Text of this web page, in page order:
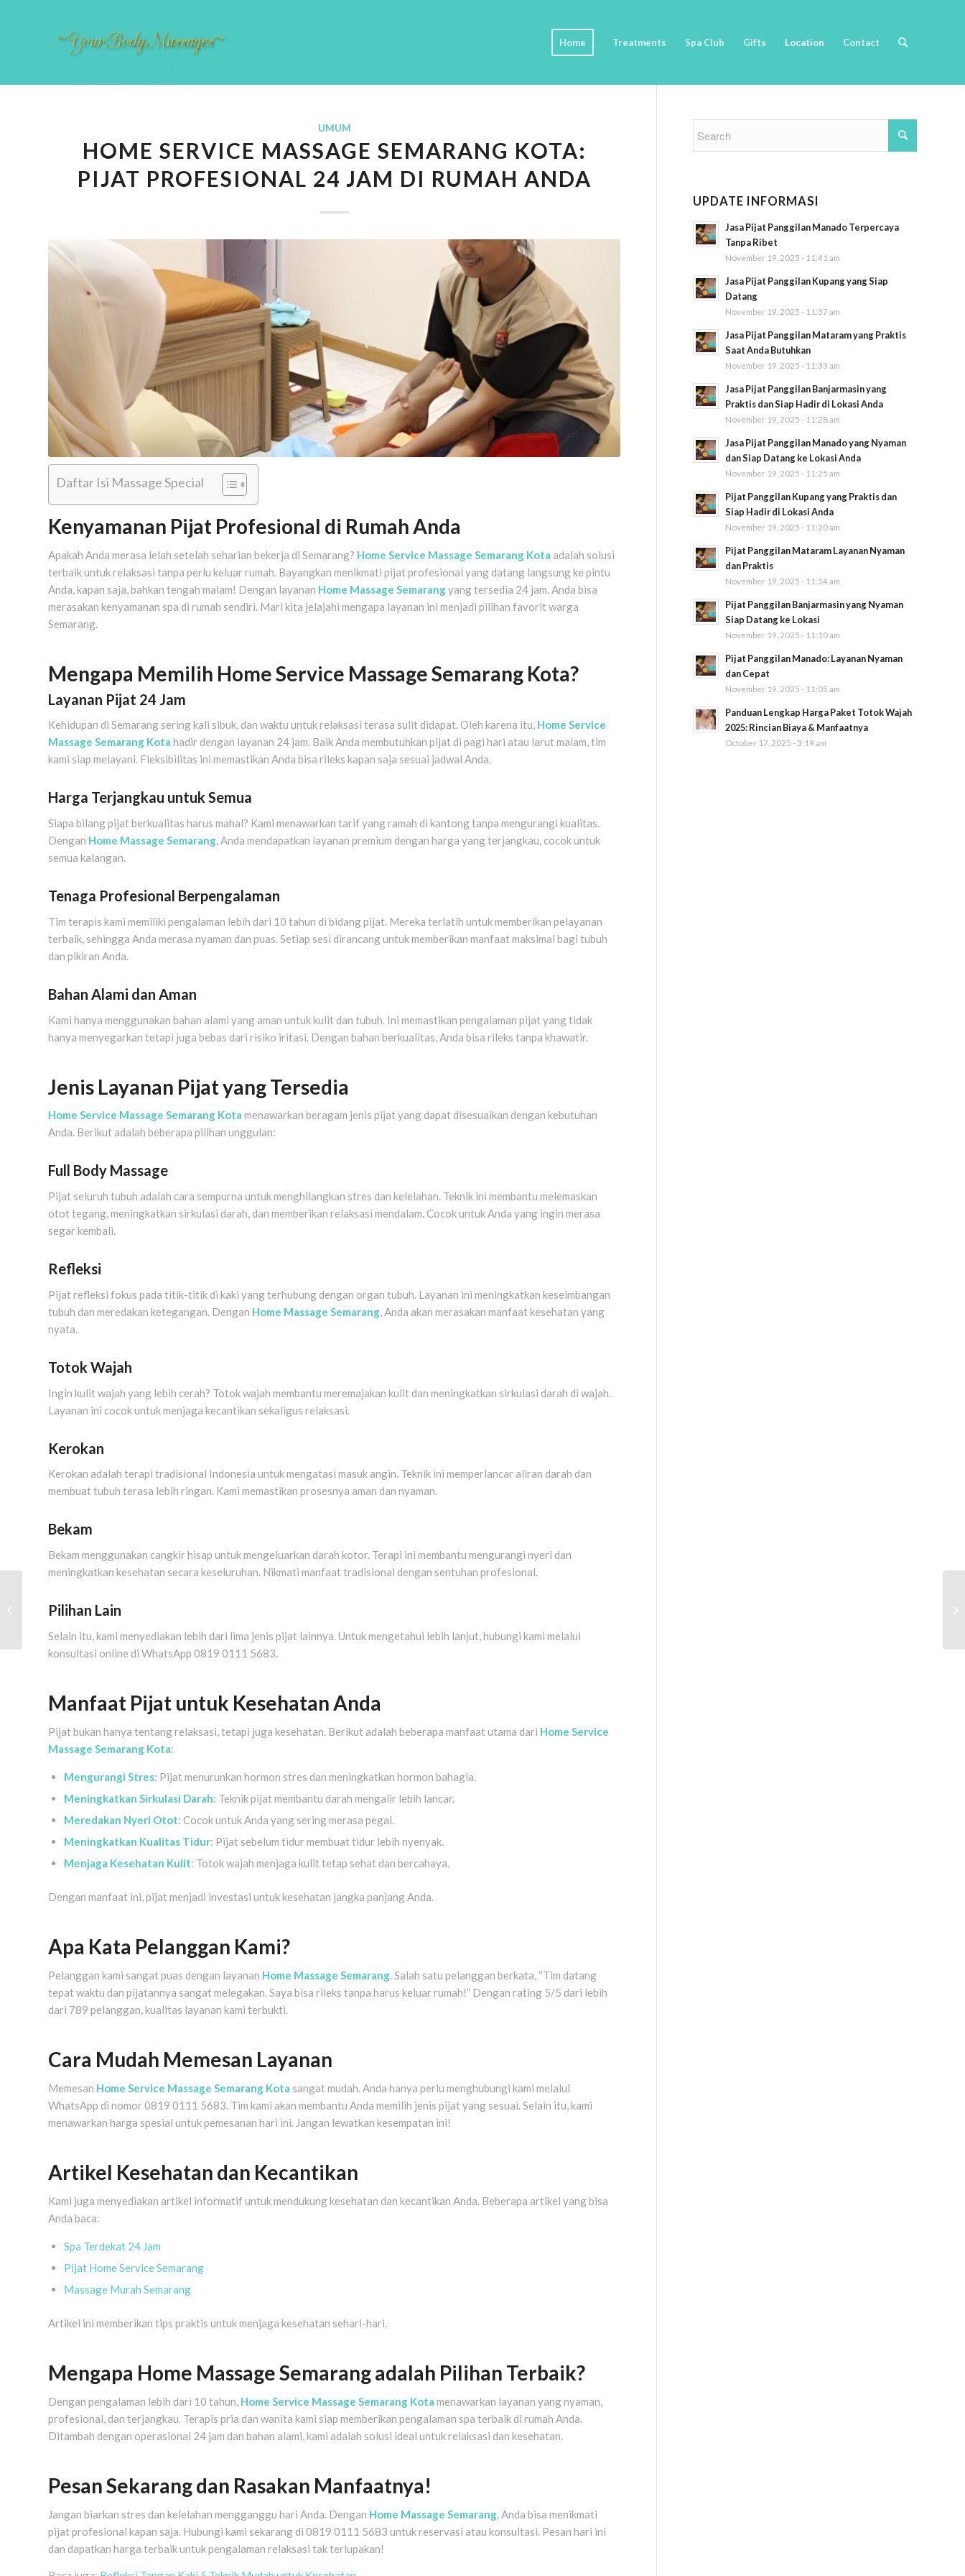
Home Treatments Spa Club Gifts Location Contact
UMUM
HOME SERVICE MASSAGE SEMARANG KOTA:
PIJAT PROFESIONAL 24 JAM DI RUMAH ANDA
Daftar Isi Massage Special
Kenyamanan Pijat Profesional di Rumah Anda
Apakah Anda merasa lelah setelah seharian bekerja di Semarang? Home Service Massage Semarang Kota adalah solusi
terbaik untuk relaksasi tanpa perlu keluar rumah. Bayangkan menikmati pijat profesional yang datang langsung ke pintu
Anda, kapan saja, bahkan tengah malam! Dengan layanan Home Massage Semarangyang tersedia 24 jam, Anda bisa
merasakan kenyamanan spa di rumah sendiri. Mari kita jelajahi mengapa layanan ini menjadi pilihan favorit warga
Semarang.
Mengapa Memilih Home Service Massage Semarang Kota?
Layanan Pijat 24 Jam
Kehidupan di Semarang sering kali sibuk, dan waktu untuk relaksasi terasa sulit didapat. Oleh karena itu, Home Service
Massage Semarang Kota hadir dengan layanan 24 jam. Baik Anda membutuhkan pijat di pagi hari atau larut malam, tim
kami siap melayani. Fleksibilitas ini memastikan Anda bisa rileks kapan saja sesuai jadwal Anda.
Harga Terjangkau untuk Semua
Siapa bilang pijat berkualitas harus mahal? Kami menawarkan tarif yang ramah di kantong tanpa mengurangi kualitas.
Dengan Home Massage Semarang, Anda mendapatkan layanan premium dengan harga yang terjangkau, cocok untuk
semua kalangan.
Tenaga Profesional Berpengalaman
Tim terapis kami memiliki pengalaman lebih dari 10 tahun di bidang pijat. Mereka terlatih untuk memberikan pelayanan
terbaik, sehingga Anda merasa nyaman dan puas. Setiap sesi dirancang untuk memberikan manfaat maksimal bagi tubuh
dan pikiran Anda.
Bahan Alami dan Aman
Kami hanya menggunakan bahan alami yang aman untuk kulit dan tubuh. Ini memastikan pengalaman pijat yang tidak
hanya menyegarkan tetapi juga bebas dari risiko iritasi. Dengan bahan berkualitas, Anda bisa rileks tanpa khawatir.
Jenis Layanan Pijat yang Tersedia
Home Service Massage Semarang Kota menawarkan beragam jenis pijat yang dapat disesuaikan dengan kebutuhan
Anda. Berikut adalah beberapa pilihan unggulan:
Full Body Massage
Pijat seluruh tubuh adalah cara sempurna untuk menghilangkan stres dan kelelahan. Teknik ini membantu melemaskan
otot tegang, meningkatkan sirkulasi darah, dan memberikan relaksasi mendalam. Cocok untuk Anda yang ingin merasa
segar kembali.
Refleksi
Pijat refleksi fokus pada titik-titik di kaki yang terhubung dengan organ tubuh. Layanan ini meningkatkan keseimbangan
tubuh dan meredakan ketegangan. Dengan Home Massage Semarang, Anda akan merasakan manfaat kesehatan yang
nyata.
Totok Wajah
Ingin kulit wajah yang lebih cerah? Totok wajah membantu meremajakan kulit dan meningkatkan sirkulasi darah di wajah.
Layanan ini cocok untuk menjaga kecantikan sekaligus relaksasi.
Kerokan
Kerokan adalah terapi tradisional Indonesia untuk mengatasi masuk angin. Teknik ini memperlancar aliran darah dan
membuat tubuh terasa lebih ringan. Kami memastikan prosesnya aman dan nyaman.
Bekam
Bekam menggunakan cangkir hisap untuk mengeluarkan darah kotor. Terapi ini membantu mengurangi nyeri dan
meningkatkan kesehatan secara keseluruhan. Nikmati manfaat tradisional dengan sentuhan profesional.
Pilihan Lain
Selain itu, kami menyediakan lebih dari lima jenis pijat lainnya. Untuk mengetahui lebih lanjut, hubungi kami melalui
konsultasi online di WhatsApp 0819 0111 5683.
Manfaat Pijat untuk Kesehatan Anda
Pijat bukan hanya tentang relaksasi, tetapi juga kesehatan. Berikut adalah beberapa manfaat utama dari Home Service
Massage Semarang Kota:
Mengurangi Stres: Pijat menurunkan hormon stres dan meningkatkan hormon bahagia.
Meningkatkan Sirkulasi Darah: Teknik pijat membantu darah mengalir lebih lancar.
Meredakan Nyeri Otot: Cocok untuk Anda yang sering merasa pegal.
Meningkatkan Kualitas Tidur: Pijat sebelum tidur membuat tidur lebih nyenyak.
Menjaga Kesehatan Kulit: Totok wajah menjaga kulit tetap sehat dan bercahaya.
Dengan manfaat ini, pijat menjadi investasi untuk kesehatan jangka panjang Anda.
Apa Kata Pelanggan Kami?
Pelanggan kami sangat puas dengan layanan Home Massage Semarang. Salah satu pelanggan berkata, “Tim datang
tepat waktu dan pijatannya sangat melegakan. Saya bisa rileks tanpa harus keluar rumah!” Dengan rating 5/5 dari lebih
dari 789 pelanggan, kualitas layanan kami terbukti.
Cara Mudah Memesan Layanan
Memesan Home Service Massage Semarang Kota sangat mudah. Anda hanya perlu menghubungi kami melalui
WhatsApp di nomor 0819 0111 5683. Tim kami akan membantu Anda memilih jenis pijat yang sesuai. Selain itu, kami
menawarkan harga spesial untuk pemesanan hari ini. Jangan lewatkan kesempatan ini!
Artikel Kesehatan dan Kecantikan
Kami juga menyediakan artikel informatif untuk mendukung kesehatan dan kecantikan Anda. Beberapa artikel yang bisa
Anda baca:
Spa Terdekat 24 Jam
Pijat Home Service Semarang
Massage Murah Semarang
Artikel ini memberikan tips praktis untuk menjaga kesehatan sehari-hari.
Mengapa Home Massage Semarang adalah Pilihan Terbaik?
Dengan pengalaman lebih dari 10 tahun, Home Service Massage Semarang Kota menawarkan layanan yang nyaman,
profesional, dan terjangkau. Terapis pria dan wanita kami siap memberikan pengalaman spa terbaik di rumah Anda.
Ditambah dengan operasional 24 jam dan bahan alami, kami adalah solusi ideal untuk relaksasi dan kesehatan.
Pesan Sekarang dan Rasakan Manfaatnya!
Jangan biarkan stres dan kelelahan mengganggu hari Anda. Dengan Home Massage Semarang, Anda bisa menikmati
pijat profesional kapan saja. Hubungi kami sekarang di 0819 0111 5683 untuk reservasi atau konsultasi. Pesan hari ini
dan dapatkan harga terbaik untuk pengalaman relaksasi tak terlupakan!
UPDATE INFORMASI
Jasa Pijat Panggilan Manado Terpercaya
Tanpa Ribet
November 19, 2025 - 11:41 am
Jasa Pijat Panggilan Kupang yang Siap
Datang
November 19, 2025 - 11:37 am
Jasa Pijat Panggilan Mataram yang Praktis
Saat Anda Butuhkan
November 19, 2025 - 11:33 am
Jasa Pijat Panggilan Banjarmasin yang
Praktis dan Siap Hadir di Lokasi Anda
November 19, 2025 - 11:28 am
Jasa Pijat Panggilan Manado yang Nyaman
dan Siap Datang ke Lokasi Anda
November 19, 2025 - 11:25 am
Pijat Panggilan Kupang yang Praktis dan
Siap Hadir di Lokasi Anda
November 19, 2025 - 11:20 am
Pijat Panggilan Mataram Layanan Nyaman
dan Praktis
November 19, 2025 - 11:14 am
Pijat Panggilan Banjarmasin yang Nyaman
Siap Datang ke Lokasi
November 19, 2025 - 11:10 am
Pijat Panggilan Manado: Layanan Nyaman
dan Cepat
November 19, 2025 - 11:05 am
Panduan Lengkap Harga Paket Totok Wajah
2025: Rincian Biaya & Manfaatnya
October 17, 2025 - 3:19 am
Semarang: Panduan
Lengkap Relaksasi dan
Peremajaan Diri T...